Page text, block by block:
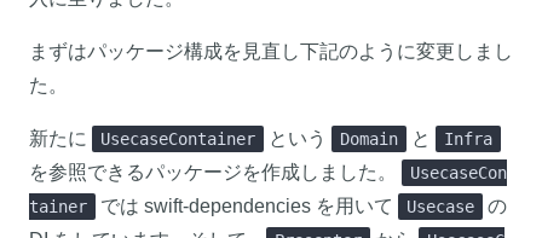
まずはパッケージ構成を見直し下記のように変更しまし
た。
新たに UsecaseContainer という Domain と Infra
を参照できるパッケージを作成しました。
UsecaseCon
tainer
では swift-dependencies を用いて Usecase
の